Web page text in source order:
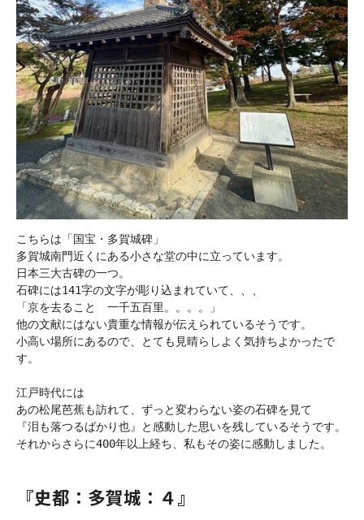
こちらは「国宝・多賀城碑」
多賀城南門近くにある小さな堂の中に立っています。
日本三大古碑の一つ。
石碑には141字の文字が彫り込まれていて、、、
「京を去ること　一千五百里。。。。」
他の文献にはない貴重な情報が伝えられているそうです。
小高い場所にあるので、とても見晴らしよく気持ちよかったで
す。
江戸時代には
あの松尾芭蕉も訪れて、ずっと変わらない姿の石碑を見て
『泪も落つるばかり也』と感動した思いを残しているそうです。
それからさらに400年以上経ち、私もその姿に感動しました。
『史都：多賀城：４』